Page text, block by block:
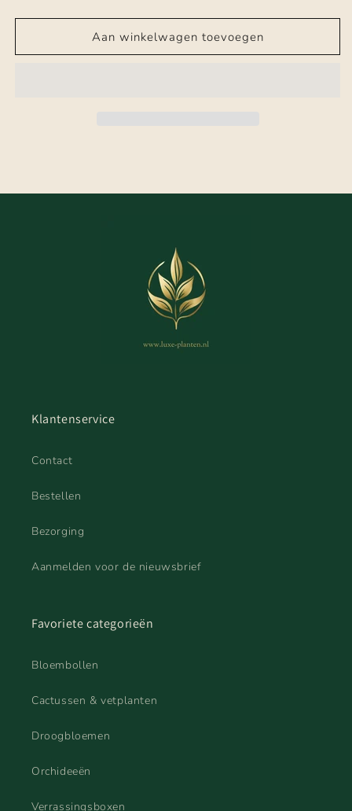
Aan winkelwagen toevoegen
Klantenservice
Contact
Bestellen
Bezorging
Aanmelden voor de nieuwsbrief
Favoriete categorieën
Bloembollen
Cactussen & vetplanten
Droogbloemen
Orchideeën
Verrassingsboxen